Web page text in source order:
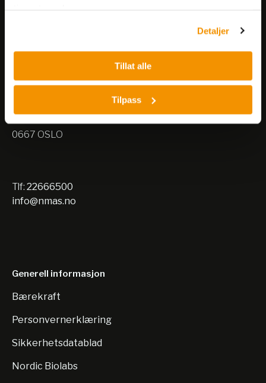
Detaljer
Tillat alle
Tilpass
Nils Hansens vei 8
0667 OSLO
Tlf: 22666500
info@nmas.no
Generell informasjon
Bærekraft
Personvernerklæring
Sikkerhetsdatablad
Nordic Biolabs